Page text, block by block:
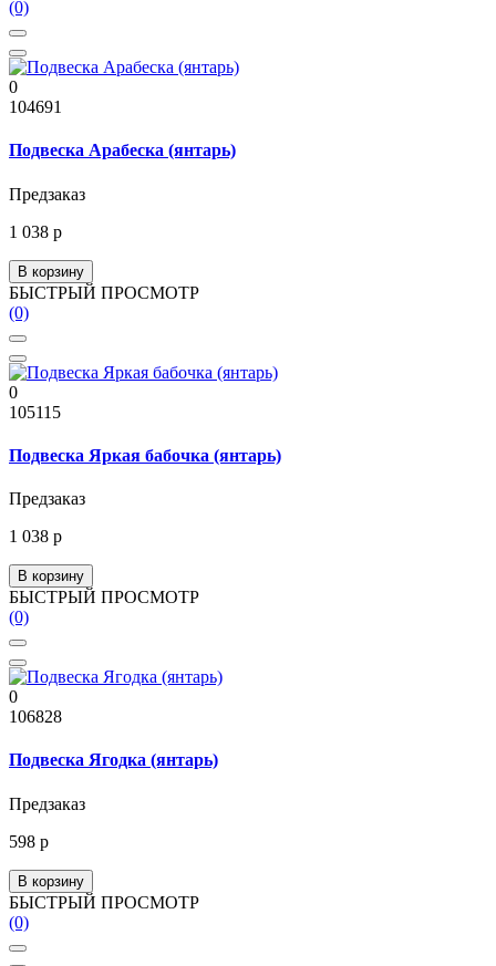
(0)
0
104691
Подвеска Арабеска (янтарь)
Предзаказ
1 038 р
В корзину
БЫСТРЫЙ ПРОСМОТР
(0)
0
105115
Подвеска Яркая бабочка (янтарь)
Предзаказ
1 038 р
В корзину
БЫСТРЫЙ ПРОСМОТР
(0)
0
106828
Подвеска Ягодка (янтарь)
Предзаказ
598 р
В корзину
БЫСТРЫЙ ПРОСМОТР
(0)